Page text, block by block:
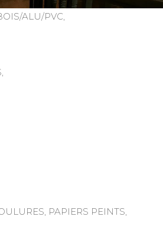
ALU/PVC,
PAPIERS PEINTS,